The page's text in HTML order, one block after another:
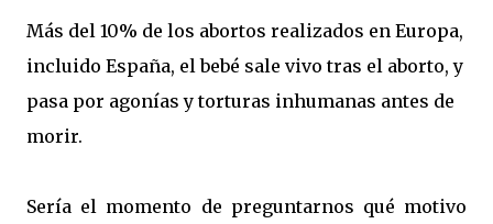
Más del 10% de los abortos realizados en Europa,
incluido España, el bebé sale vivo tras el aborto, y
pasa por agonías y torturas inhumanas antes de
morir.
Sería el momento de preguntarnos qué motivo